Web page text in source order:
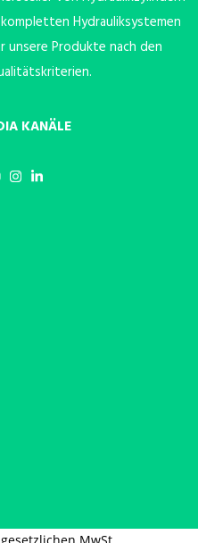
Hydrauliksystemen
Produkte nach den
KANÄLE